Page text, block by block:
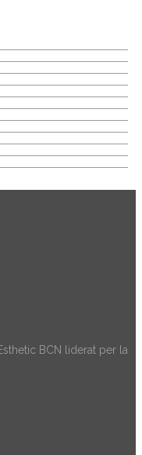
BCN liderat per la